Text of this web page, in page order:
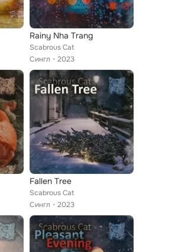
Rainy Nha Trang
Scabrous Cat
Сингл
2023
Fallen Tree
Scabrous Cat
Сингл
2023